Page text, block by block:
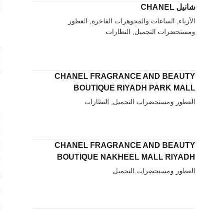
شانيل CHANEL
الأزياء, الساعات والمجوهرات الفاخرة, العطور
ومستحضرات التجميل, النظارات
CHANEL FRAGRANCE AND BEAUTY
BOUTIQUE RIYADH PARK MALL
العطور ومستحضرات التجميل, النظارات
CHANEL FRAGRANCE AND BEAUTY
BOUTIQUE NAKHEEL MALL RIYADH
العطور ومستحضرات التجميل